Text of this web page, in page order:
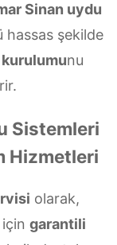
Sinan uydu
hassas şekilde
kurulumunu
Sistemleri
Hizmetleri
olarak,
garantili